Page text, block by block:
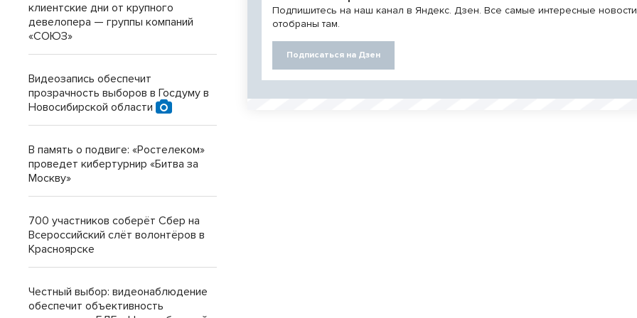
Подпишитесь на наш канал в Яндекс. Дзен. Все самые интересные новости
отобраны там.
Подписаться на Дзен
клиентские дни от крупного
девелопера — группы компаний
«СОЮЗ»
Видеозапись обеспечит
прозрачность выборов в Госдуму в
Новосибирской области
В память о подвиге: «Ростелеком»
проведет кибертурнир «Битва за
Москву»
700 участников соберёт Сбер на
Всероссийский слёт волонтёров в
Красноярске
Честный выбор: видеонаблюдение
обеспечит объективность